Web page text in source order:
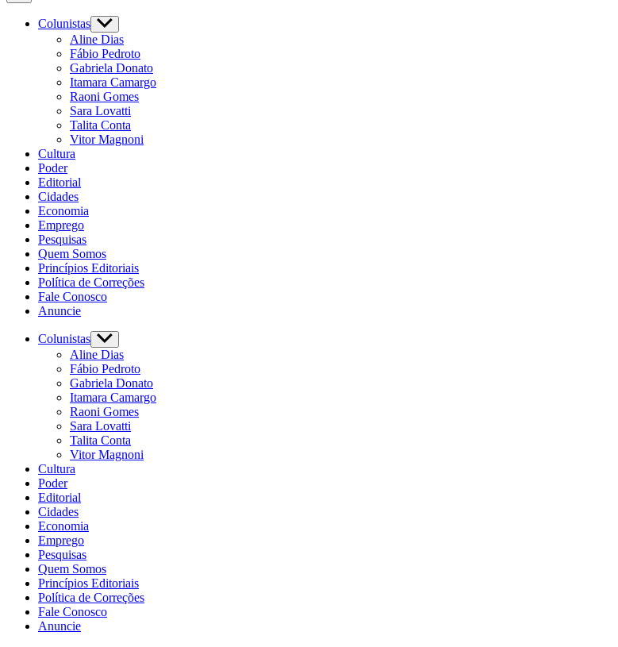
Colunistas
Aline Dias
Fábio Pedroto
Gabriela Donato
Itamara Camargo
Raoni Gomes
Sara Lovatti
Talita Conta
Vitor Magnoni
Cultura
Poder
Editorial
Cidades
Economia
Emprego
Pesquisas
Quem Somos
Princípios Editoriais
Política de Correções
Fale Conosco
Anuncie
Colunistas
Aline Dias
Fábio Pedroto
Gabriela Donato
Itamara Camargo
Raoni Gomes
Sara Lovatti
Talita Conta
Vitor Magnoni
Cultura
Poder
Editorial
Cidades
Economia
Emprego
Pesquisas
Quem Somos
Princípios Editoriais
Política de Correções
Fale Conosco
Anuncie